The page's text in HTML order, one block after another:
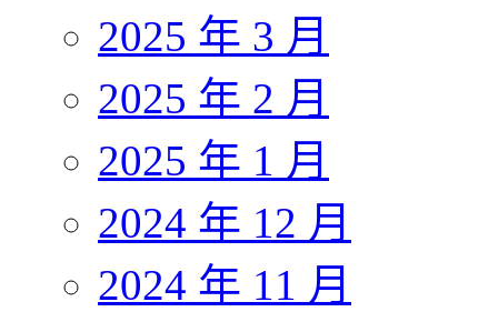
2025 年 3 月
2025 年 2 月
2025 年 1 月
2024 年 12 月
2024 年 11 月